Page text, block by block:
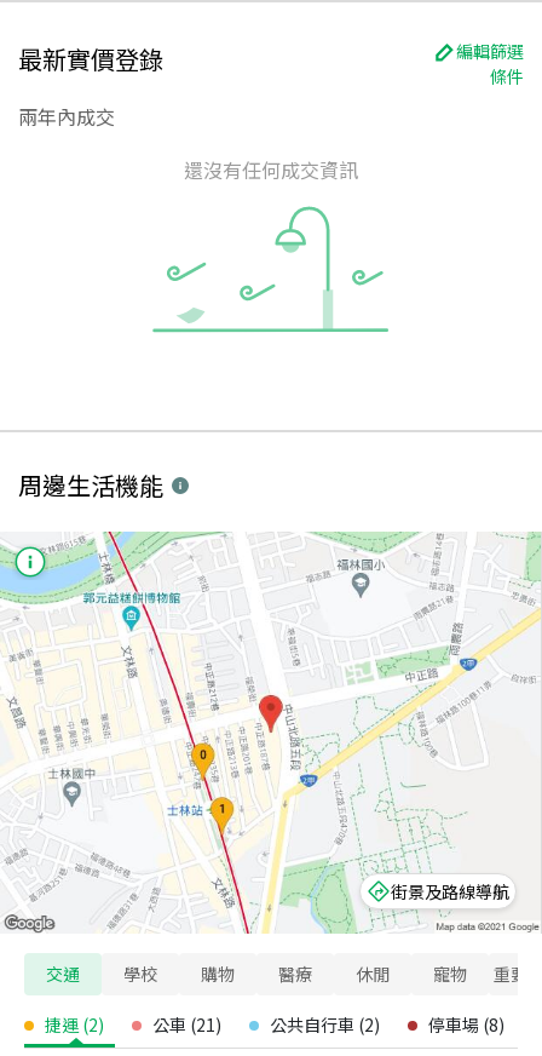
最新實價登錄
編輯篩選
條件
兩年內成交
還沒有任何成交資訊
周邊生活機能
街景及路線導航
交通 學校 購物 醫療 休閒 寵物 重要
捷運 (2) 公車 (21) 公共自行車 (2) 停車場 (8)